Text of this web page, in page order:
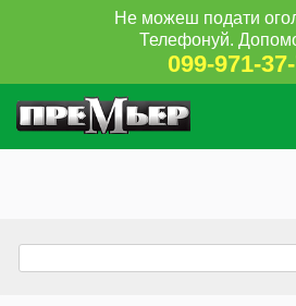
Не можеш подати
Телефонуй.
099-971-